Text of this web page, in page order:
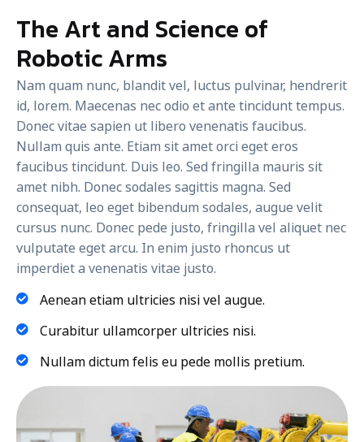
The Art and Science of
Robotic Arms
Nam quam nunc, blandit vel, luctus pulvinar, hendrerit
id, lorem. Maecenas nec odio et ante tincidunt tempus.
Donec vitae sapien ut libero venenatis faucibus.
Nullam quis ante. Etiam sit amet orci eget eros
faucibus tincidunt. Duis leo. Sed fringilla mauris sit
amet nibh. Donec sodales sagittis magna. Sed
consequat, leo eget bibendum sodales, augue velit
cursus nunc. Donec pede justo, fringilla vel aliquet nec
vulputate eget arcu. In enim justo rhoncus ut
imperdiet a venenatis vitae justo.
Aenean etiam ultricies nisi vel augue.
Curabitur ullamcorper ultricies nisi.
Nullam dictum felis eu pede mollis pretium.